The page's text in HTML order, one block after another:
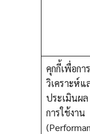
คุกกี้เพื่อการ
วิเคราะห์แ
ประเมินผล
การใช้งาน